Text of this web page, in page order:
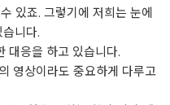
있죠. 그렇기에 저희는 눈에
니다.
대응을 하고 있습니다.
영상이라도 중요하게 다루고